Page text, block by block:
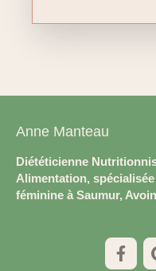
Anne Manteau
Diététicienne
Alimentation,
féminine à Saumur,